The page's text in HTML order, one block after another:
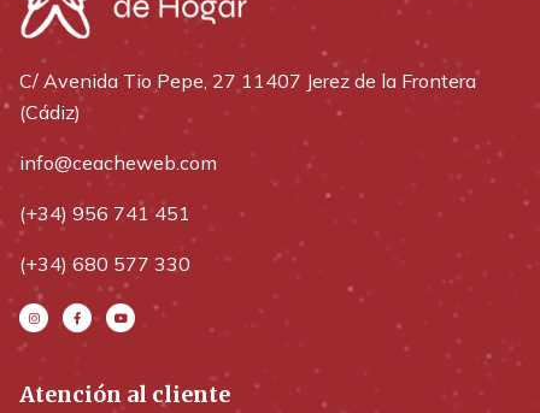
C/ Avenida Tio Pepe, 27 11407 Jerez de la Frontera
(Cádiz)
info@ceacheweb.com
(+34) 956 741 451
(+34) 680 577 330
Atención al cliente